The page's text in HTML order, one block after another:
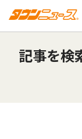
記事を検